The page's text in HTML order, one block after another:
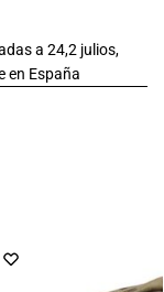
a 24,2 julios,
en España